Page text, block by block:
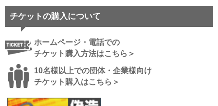
チケットの購入について
ホームページ・電話での
チケット購入方法はこちら＞
10名様以上での団体・企業様向け
チケット購入はこちら＞